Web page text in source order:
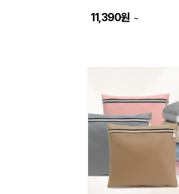
11,390원 ~